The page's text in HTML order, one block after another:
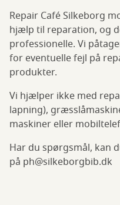
Repair Café Silkeborg
hjælp til reparation, og
professionelle. Vi
for eventuelle fejl på
produkter.
Vi hjælper ikke med
lapning),
maskiner eller
Har du spørgsmål, kan
på ph@silkeborgbib.dk